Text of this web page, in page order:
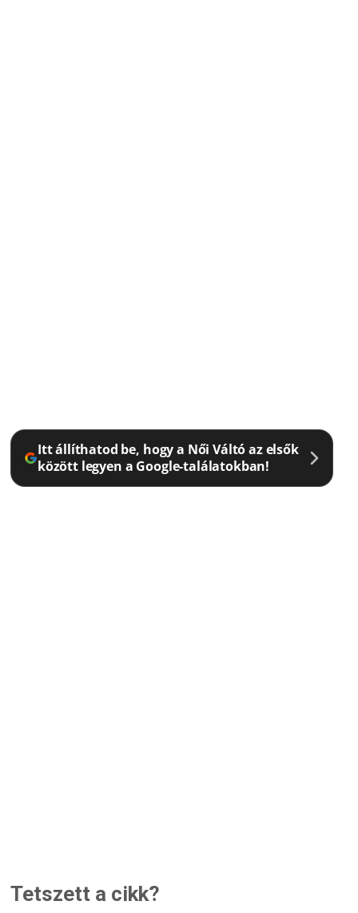
Itt állíthatod be, hogy a Női Váltó az elsők
között legyen a Google-találatokban!
Tetszett a cikk?